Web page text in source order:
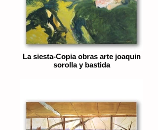
La siesta-Copia obras arte joaquin
sorolla y bastida